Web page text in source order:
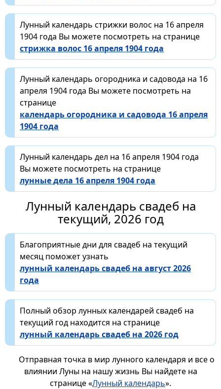
Лунный календарь стрижки волос на 16 апреля
1904 года Вы можете посмотреть на странице
стрижка волос 16 апреля 1904 года
Лунный календарь огородника и садовода на 16
апреля 1904 года Вы можете посмотреть на
странице
календарь огородника и садовода 16 апреля
1904 года
Лунный календарь дел на 16 апреля 1904 года
Вы можете посмотреть на странице
лунные дела 16 апреля 1904 года
Лунный календарь свадеб на
текущий, 2026 год
Благоприятные дни для свадеб на текущий
месяц поможет узнать
лунный календарь свадеб на август 2026
года
Полный обзор лунных календарей свадеб на
текущий год находится на странице
лунный календарь свадеб на 2026 год
Отправная точка в мир лунного календаря и все о
влиянии Луны на нашу жизнь Вы найдете на
странице «Лунный календарь».